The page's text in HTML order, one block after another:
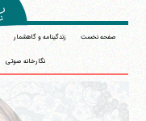
صفحه نخست زندگینامه و گاهشمار
نگارخانه صوتی